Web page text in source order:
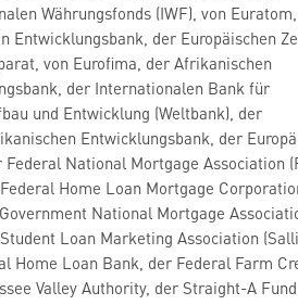
Währungsfonds (IWF), von
Entwicklungsbank, der Europäischen
von Eurofima, der Afrikanischen
der Internationalen Bank für
und Entwicklung (Weltbank), der
Entwicklungsbank, der
Federal National Mortgage Association
Home Loan Mortgage
National Mortgage
Loan Marketing Association
Home Loan Bank, der Federal Farm
Valley Authority, der Straight-A